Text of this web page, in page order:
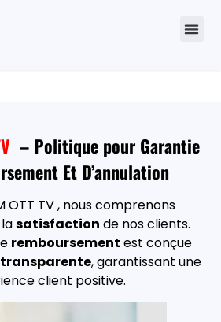
– Politique pour Garantie
Et D’annulation
OTT TV , nous comprenons
satisfaction de nos clients.
remboursement est conçue
transparente, garantissant une
client positive.